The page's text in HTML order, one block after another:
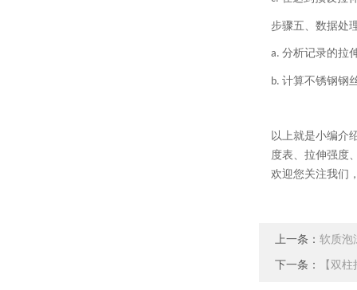
步骤五、 数据处
a. 分析记录的拉
b. 计算不锈钢钢
以上就是小编介
度表、拉伸强度
欢迎您关注我们
上一条： 软质泡
下一条： 【双